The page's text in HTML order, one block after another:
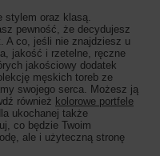
stylem oraz klasą.
pewność, że decydujesz
A co, jeśli nie znajdziesz u
jakość i rzetelne, ręczne
jakościowy dodatek
męskich toreb ze
swojego serca. Możesz ją
również kolorowe portfele
ukochanej także
co będzie Twoim
ale i użyteczną stronę